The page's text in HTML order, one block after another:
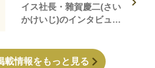
イス社長・雜賀慶二(さい
かけいじ)のインタビュー
載情報をもっと見る